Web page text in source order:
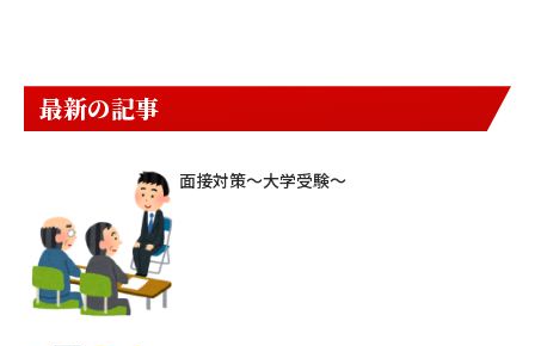
最新の記事
面接対策～大学受験～